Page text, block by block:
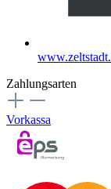
Zahlungsarten
Vorkassa